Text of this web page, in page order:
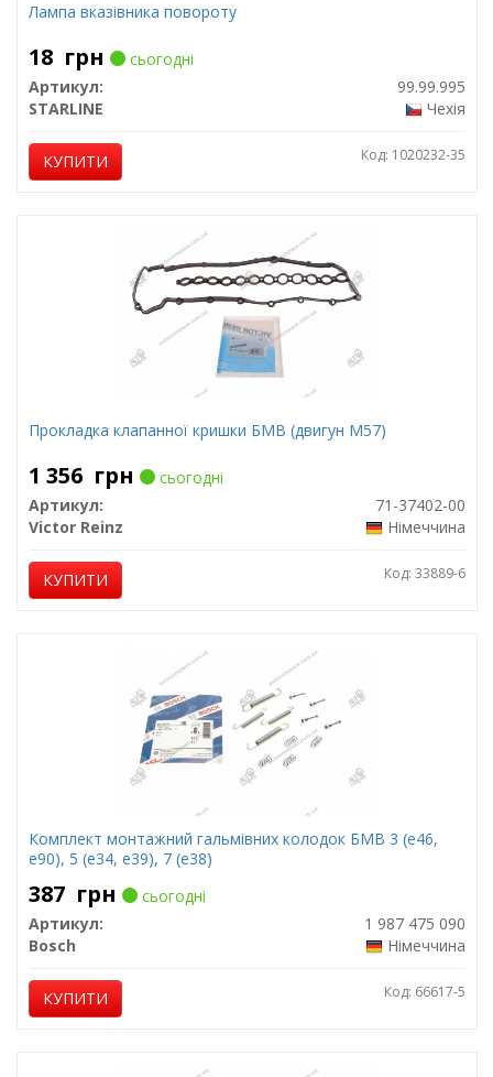
Лампа вказівника повороту
18 грн
сьогодні
Артикул:
99.99.995
STARLINE
Чехія
КУПИТИ Код: 1020232-35
Прокладка клапанної кришки БМВ (двигун М57)
1 356 грн
сьогодні
Артикул:
71-37402-00
Victor Reinz
Німеччина
КУПИТИ Код: 33889-6
Комплект монтажний гальмівних колодок БМВ 3 (е46,
е90), 5 (е34, е39), 7 (е38)
387 грн
сьогодні
Артикул:
1 987 475 090
Bosch
Німеччина
КУПИТИ Код: 66617-5